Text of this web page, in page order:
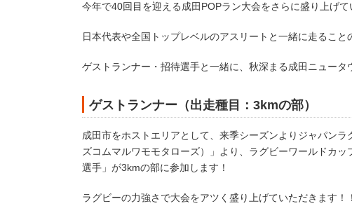
今年で40回目を迎える成田POPラン大会をさらに盛り上げ
日本代表や全国トップレベルのアスリートと一緒に走ること
ゲストランナー・招待選手と一緒に、秋深まる成田ニュータ
ゲストランナー（出走種目：3kmの部）
成田市をホストエリアとして、来季シーズンよりジャパン
ズコムマルワモモタローズ）」より、ラグビーワールド
選手」が3kmの部に参加します！
ラグビーの力強さで大会をアツく盛り上げていただきます！